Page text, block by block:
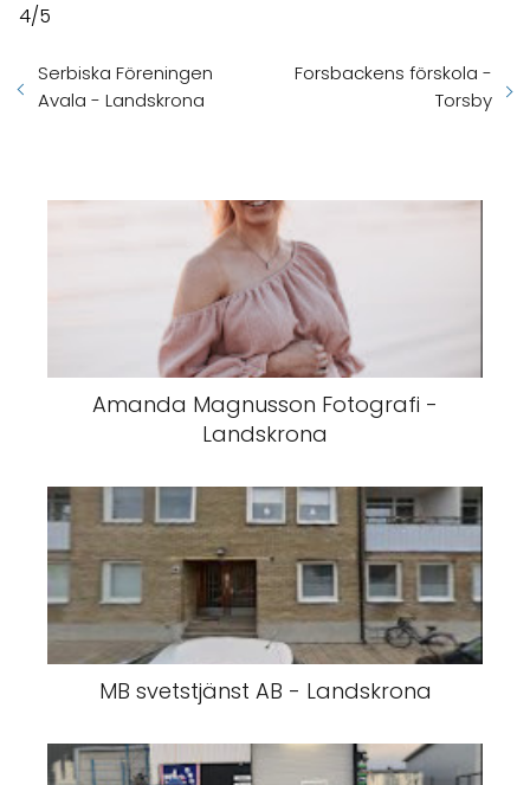
4/5
Serbiska Föreningen
Avala - Landskrona
Forsbackens förskola -
Torsby
Amanda Magnusson Fotografi -
Landskrona
MB svetstjänst AB - Landskrona